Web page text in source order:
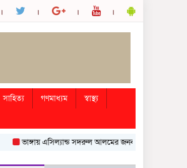
সাহিত্য গণমাধ্যম
স্বাস্থ্য
ভাঙ্গায় এসিল্যান্ড সদরুল আলমের জনবান্ধব উদ্যোগে বদলে